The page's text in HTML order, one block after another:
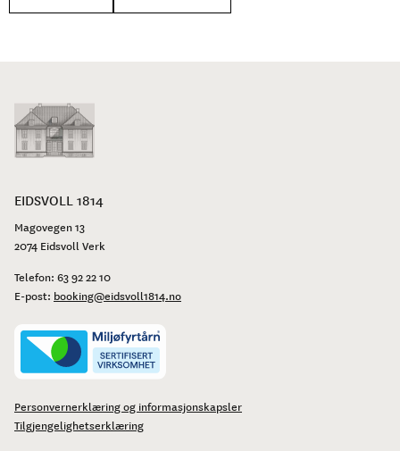
EIDSVOLL 1814
Magovegen 13
2074 Eidsvoll Verk
Telefon: 63 92 22 10
E-post: booking@eidsvoll1814.no
Personvernerklæring og informasjonskapsler
Tilgjengelighetserklæring